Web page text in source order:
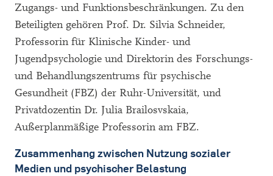
Zugangs- und Funktionsbeschränkungen. Zu den
Beteiligten gehören Prof. Dr. Silvia Schneider,
Professorin für Klinische Kinder- und
Jugendpsychologie und Direktorin des Forschungs-
und Behandlungszentrums für psychische
Gesundheit (FBZ) der Ruhr-Universität, und
Privatdozentin Dr. Julia Brailosvskaia,
Außerplanmäßige Professorin am FBZ.
Zusammenhang zwischen Nutzung sozialer
Medien und psychischer Belastung